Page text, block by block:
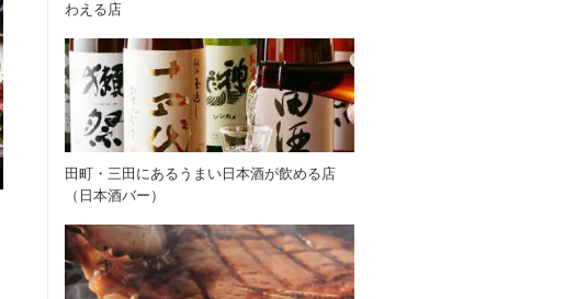
わえる店
田町・三田にあるうまい日本酒が飲める店
（日本酒バー）